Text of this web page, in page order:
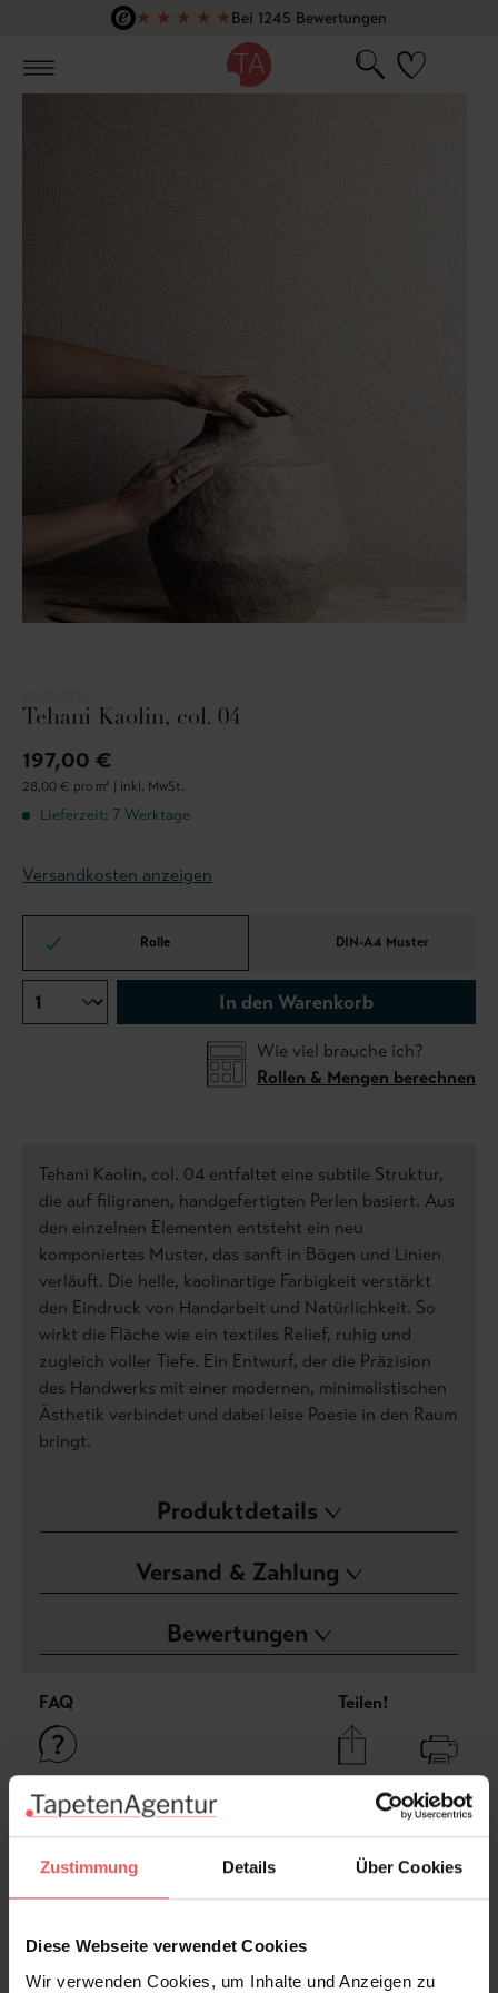
Zustimmung Details Über Cookies
Diese Webseite verwendet Cookies
Wir verwenden Cookies, um Inhalte und Anzeigen zu
Zum Hauptinhalt springen
★ ★ ★ ★ ★Bei 1245 Bewertungen
Tehani Kaolin, col. 04
197,00 €
28,00 € pro m² | inkl. MwSt.
Lieferzeit: 7 Werktage
Versandkosten anzeigen
Rolle DIN-A4 Muster
In den Warenkorb
Wie viel brauche ich?
Rollen & Mengen berechnen
Tehani Kaolin, col. 04 entfaltet eine subtile Struktur,
die auf filigranen, handgefertigten Perlen basiert. Aus
den einzelnen Elementen entsteht ein neu
komponiertes Muster, das sanft in Bögen und Linien
verläuft. Die helle, kaolinartige Farbigkeit verstärkt
den Eindruck von Handarbeit und Natürlichkeit. So
wirkt die Fläche wie ein textiles Relief, ruhig und
zugleich voller Tiefe. Ein Entwurf, der die Präzision
des Handwerks mit einer modernen, minimalistischen
Ästhetik verbindet und dabei leise Poesie in den Raum
bringt.
Produktdetails
Versand & Zahlung
Bewertungen
FAQ Teilen!
Frage stellen
+49 (0)221 932 81 82